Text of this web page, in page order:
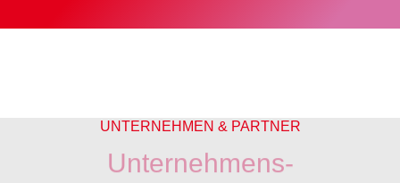
UNTERNEHMEN & PARTNER
Unternehmens-